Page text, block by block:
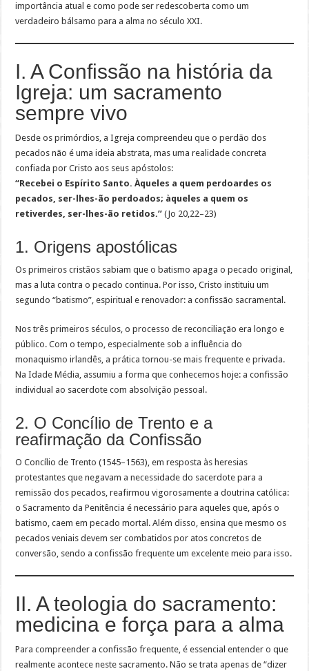
importância atual e como pode ser redescoberta como um
verdadeiro bálsamo para a alma no século XXI.
I. A Confissão na história da
Igreja: um sacramento
sempre vivo
Desde os primórdios, a Igreja compreendeu que o perdão dos
pecados não é uma ideia abstrata, mas uma realidade concreta
confiada por Cristo aos seus apóstolos:
“Recebei o Espírito Santo. Àqueles a quem perdoardes os
pecados, ser-lhes-ão perdoados; àqueles a quem os
retiverdes, ser-lhes-ão retidos.” (Jo 20,22–23)
1. Origens apostólicas
Os primeiros cristãos sabiam que o batismo apaga o pecado original,
mas a luta contra o pecado continua. Por isso, Cristo instituiu um
segundo “batismo”, espiritual e renovador: a confissão sacramental.
Nos três primeiros séculos, o processo de reconciliação era longo e
público. Com o tempo, especialmente sob a influência do
monaquismo irlandês, a prática tornou-se mais frequente e privada.
Na Idade Média, assumiu a forma que conhecemos hoje: a confissão
individual ao sacerdote com absolvição pessoal.
2. O Concílio de Trento e a
reafirmação da Confissão
O Concílio de Trento (1545–1563), em resposta às heresias
protestantes que negavam a necessidade do sacerdote para a
remissão dos pecados, reafirmou vigorosamente a doutrina católica:
o Sacramento da Penitência é necessário para aqueles que, após o
batismo, caem em pecado mortal. Além disso, ensina que mesmo os
pecados veniais devem ser combatidos por atos concretos de
conversão, sendo a confissão frequente um excelente meio para isso.
II. A teologia do sacramento:
medicina e força para a alma
Para compreender a confissão frequente, é essencial entender o que
realmente acontece neste sacramento. Não se trata apenas de “dizer